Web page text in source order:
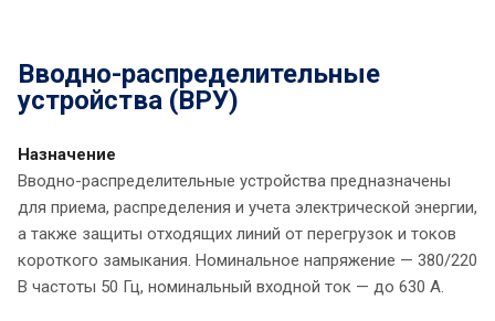
Вводно-распределительные
устройства (ВРУ)
Назначение
Вводно-распределительные устройства предназначены
для приема, распределения и учета электрической энергии,
а также защиты отходящих линий от перегрузок и токов
короткого замыкания. Номинальное напряжение — 380/220
В частоты 50 Гц, номинальный входной ток — до 630 А.